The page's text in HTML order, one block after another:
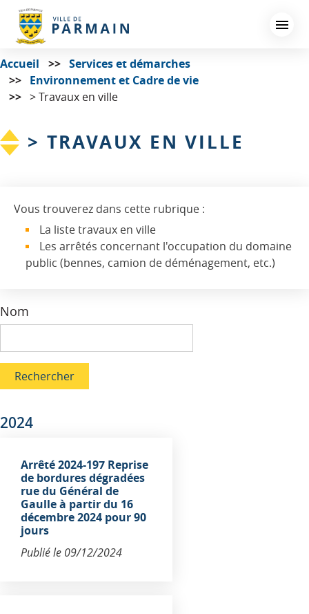
principal
Accueil
Services et démarches
Environnement et Cadre de vie
> Travaux en ville
> TRAVAUX EN VILLE
Vous trouverez dans cette rubrique :
La liste travaux en ville
Les arrêtés concernant l'occupation du domaine
public (bennes, camion de déménagement, etc.)
Nom
Rechercher
2024
Arrêté 2024-197 Reprise
de bordures dégradées
rue du Général de
Gaulle à partir du 16
décembre 2024 pour 90
jours
Publié le 09/12/2024